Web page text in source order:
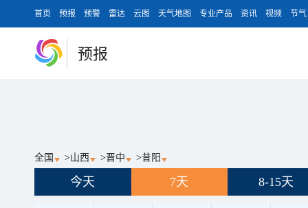
首页 预报 预警 雷达 云图 天气地图 专业产品 资讯 视频 节气
预报
全国 >山西 >晋中 >昔阳
今天 7天 8-15天